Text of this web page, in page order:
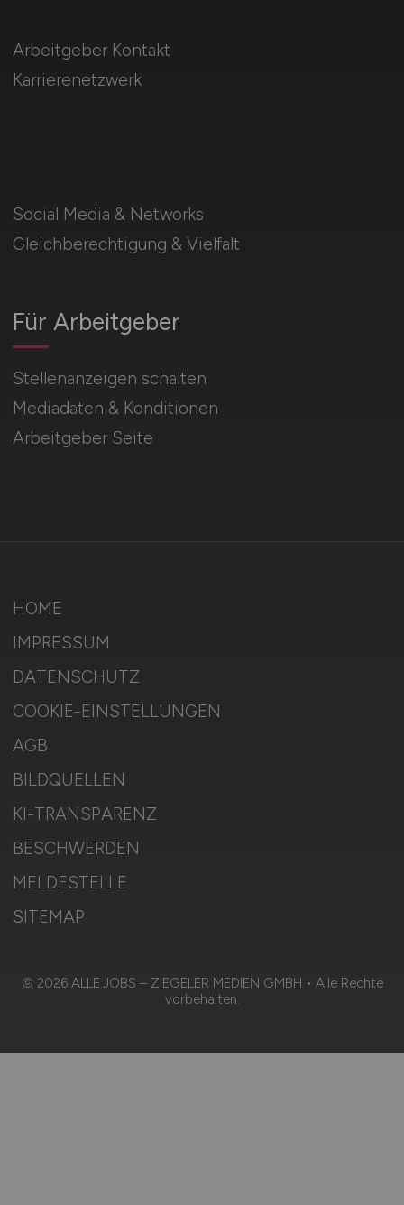
Social Media & Networks
Gleichberechtigung & Vielfalt
Für Arbeitgeber
Stellenanzeigen schalten
Mediadaten & Konditionen
Arbeitgeber Seite
Arbeitgeber Kontakt
Karrierenetzwerk
HOME
IMPRESSUM
DATENSCHUTZ
COOKIE-EINSTELLUNGEN
AGB
BILDQUELLEN
KI-TRANSPARENZ
BESCHWERDEN
MELDESTELLE
SITEMAP
© 2026 ALLE.JOBS – ZIEGELER MEDIEN GMBH • Alle Rechte
vorbehalten.